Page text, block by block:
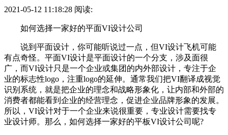
2021-05-12 11:18:28 阅读:
如何选择一家好的平面VI设计公司
说到平面设计，你可能听说过一点，但VI设计飞机可能
有点奇怪。平面VI设计是平面设计的一个分支，涉及面很
广，而VI设计只是一个企业或集团的内外部设计，专注于企
业的标志性logo，注重logo的延伸。通常我们把VI翻译成视觉
识别系统，就是把企业的理念和战略形象化，让内部和外部的
消费者都能看到企业的经营理念，促进企业品牌形象的发展。
所以，VI设计对于一个企业来说很重要，专业设计需要找专
业设计师。那么，如何选择一家好的平板VI设计公司呢?